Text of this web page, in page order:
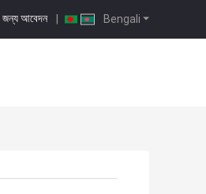
Bengali
জন্য আবেদন |